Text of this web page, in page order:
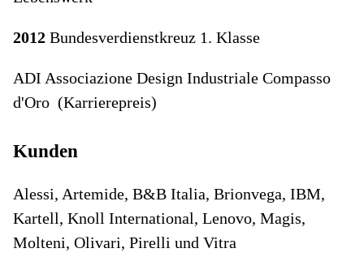
2012 Bundesverdienstkreuz 1. Klasse
ADI Associazione Design Industriale Compasso
d'Oro (Karrierepreis)
Kunden
Alessi, Artemide, B&B Italia, Brionvega, IBM,
Kartell, Knoll International, Lenovo, Magis,
Molteni, Olivari, Pirelli und Vitra